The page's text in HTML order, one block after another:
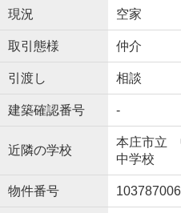
現況 空家
取引態様 仲介
引渡し 相談
建築確認番号 -
近隣の学校
本庄市立
中学校
物件番号 103787006